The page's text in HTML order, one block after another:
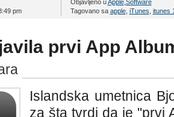
pm
Objavljeno uApple, Software
Tagovano sa apple, iTunes itunes
prvi App
Islandska umetnica
za šta tvrdi da je "prvi